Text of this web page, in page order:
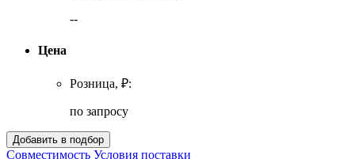
--
Цена
Розница, ₽:
по запросу
Совместимость Условия поставки